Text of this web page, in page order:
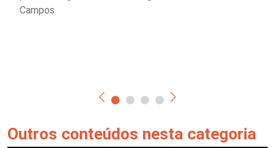
Campos
Outros conteúdos nesta categoria